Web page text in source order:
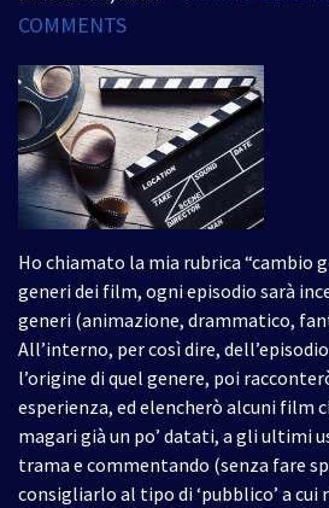
COMMENTS
Ho chiamato la mia rubrica “cambio
generi dei film, ogni episodio sarà
generi (animazione, drammatico,
All’interno, per così dire,
l’origine di quel genere, poi
esperienza, ed elencherò alcuni film
magari già un po’ datati, a gli ultimi
trama e commentando (senza fare
consigliarlo al tipo di ‘pubblico’ a